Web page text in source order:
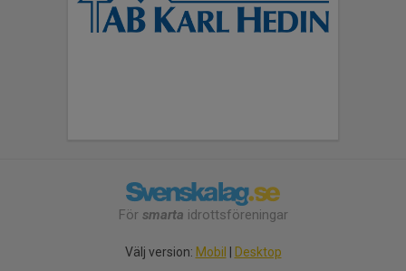
För smarta idrottsföreningar
Välj version: Mobil Desktop